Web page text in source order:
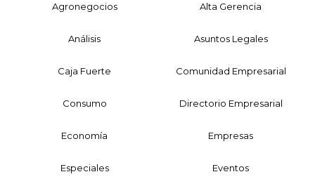
Agronegocios Alta Gerencia
Análisis Asuntos Legales
Caja Fuerte Comunidad Empresarial
Consumo Directorio Empresarial
Economía Empresas
Especiales Eventos